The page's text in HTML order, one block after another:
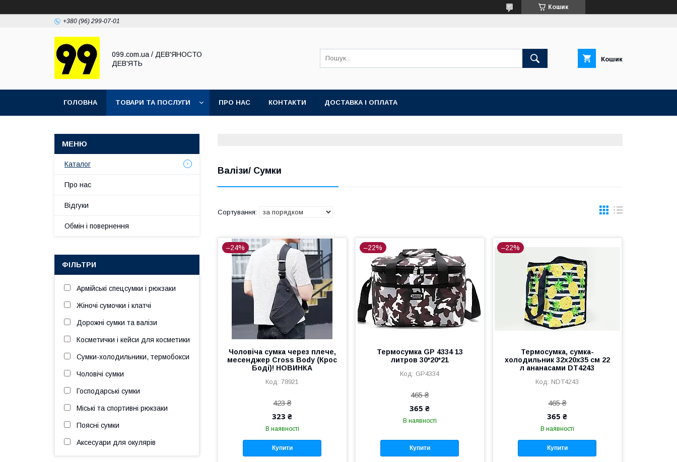
Кошик
+380 (96) 299-07-01
099.com.ua / ДЕВ'ЯНОСТО
ДЕВ'ЯТЬ
Кошик
ГОЛОВНА ТОВАРИ ТА ПОСЛУГИ ПРО НАС КОНТАКТИ ДОСТАВКА І ОПЛАТА
Валізи/ Сумки
–24%
Чоловіча сумка через плече,
месенджер Cross Body (Крос
Боді)! НОВИНКА
78921
423 ₴
323 ₴
В наявності
Купити
–22%
Термосумка GP 4334 13
литров 30*20*21
GP4334
465 ₴
365 ₴
В наявності
Купити
–22%
Термосумка, сумка-
холодильник 32х20х35 см 22
л ананасами DT4243
NDT4243
465 ₴
365 ₴
В наявності
Купити
Каталог
Про нас
Відгуки
Обмін і повернення
ФІЛЬТРИ
Армійські спецсумки і рюкзаки
Жіночі сумочки і клатчі
Дорожні сумки та валізи
Косметички і кейси для косметики
Сумки-холодильники, термобокси
Чоловічі сумки
Господарські сумки
Міські та спортивні рюкзаки
Поясні сумки
Аксесуари для окулярів